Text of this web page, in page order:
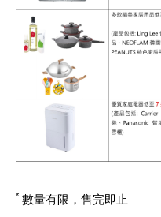
* 數量有限，售完即止